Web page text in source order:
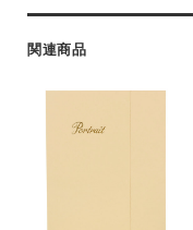
関連商品